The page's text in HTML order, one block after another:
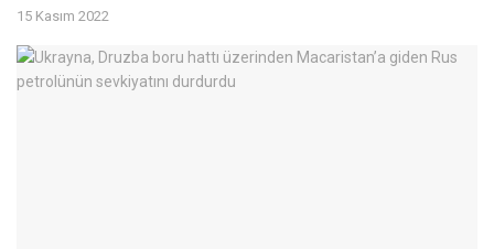
15 Kasım 2022